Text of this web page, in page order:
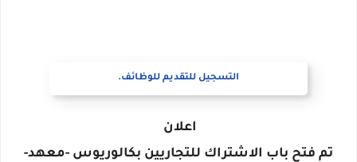
التسجيل للتقديم للوظائف.
اعلان
تم فتح باب الاشتراك للتجاريين بكالوريوس -معهد-